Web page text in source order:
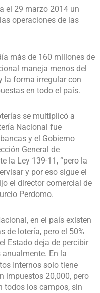
el 29 marzo 2014 un
operaciones de las
más de 160 millones de
maneja menos del
la forma irregular con
en todo el país.
se multiplicó a
Nacional fue
y el Gobierno
General de
la Ley 139-11, “pero la
y por eso sigue el
el director comercial de
Perdomo.
en el país existen
de lotería, pero el 50%
Estado deja de percibir
En la
Internos solo tiene
impuestos 20,000, pero
todos los campos, sin